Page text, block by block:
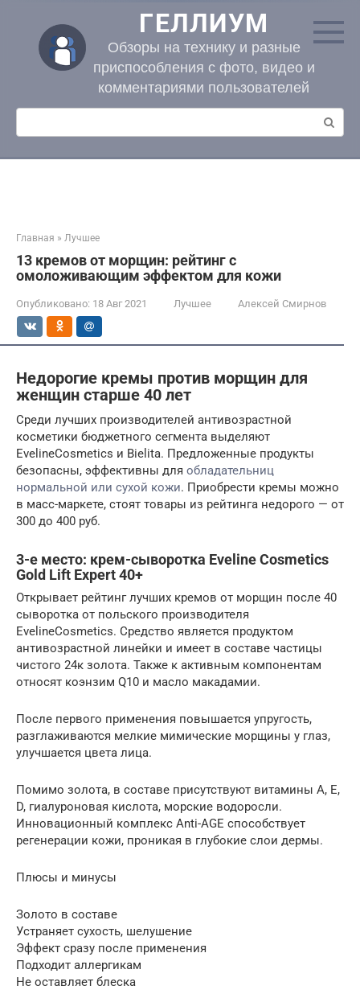
контенту
ГЕЛЛИУМ
Обзоры на технику и разные
приспособления с фото, видео и
комментариями пользователей
Поиск:
Главная » Лучшее
13 кремов от морщин: рейтинг с
омоложивающим эффектом для кожи
Опубликовано: 18 Авг 2021 Лучшее Алексей Смирнов
Недорогие кремы против морщин для
женщин старше 40 лет
Среди лучших производителей антивозрастной
косметики бюджетного сегмента выделяют
EvelineCosmetics и Bielita. Предложенные продукты
безопасны, эффективны для обладательниц
нормальной или сухой кожи. Приобрести кремы можно
в масс-маркете, стоят товары из рейтинга недорого — от
300 до 400 руб.
3-е место: крем-сыворотка Eveline Cosmetics
Gold Lift Expert 40+
Открывает рейтинг лучших кремов от морщин после 40
сыворотка от польского производителя
EvelineCosmetics. Средство является продуктом
антивозрастной линейки и имеет в составе частицы
чистого 24к золота. Также к активным компонентам
относят коэнзим Q10 и масло макадамии.
После первого применения повышается упругость,
разглаживаются мелкие мимические морщины у глаз,
улучшается цвета лица.
Помимо золота, в составе присутствуют витамины А, Е,
D, гиалуроновая кислота, морские водоросли.
Инновационный комплекс Anti-AGE способствует
регенерации кожи, проникая в глубокие слои дермы.
Плюсы и минусы
Золото в составе
Устраняет сухость, шелушение
Эффект сразу после применения
Подходит аллергикам
Не оставляет блеска